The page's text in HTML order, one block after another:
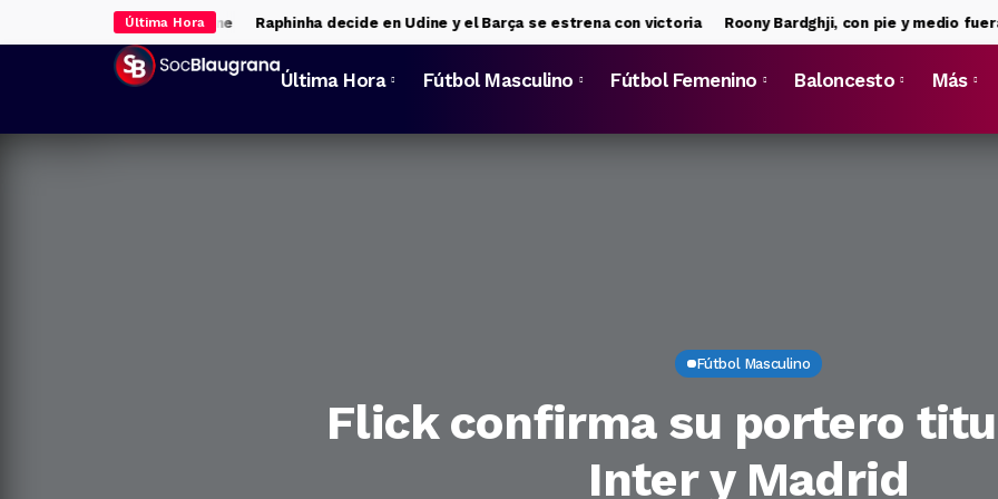
Última Hora
el Trofeo de Udine Raphinha decide en Udine y el Barça se estrena con victoria Roony Bardghji, con pie y medio fuera del
Última Hora Fútbol Masculino Fútbol Femenino Baloncesto Más
Fútbol Masculino
Flick confirma su portero
Inter y Madrid